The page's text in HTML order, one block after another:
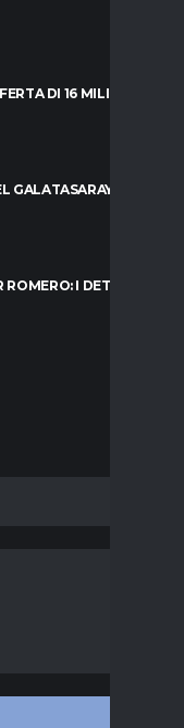
DI 16 MILIONI DAL
“FAI
I DETTAGLI